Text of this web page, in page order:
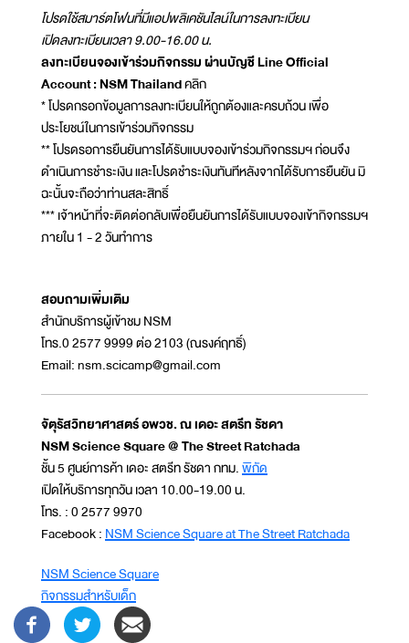
โปรดใช้สมาร์ตโฟนที่มีแอปพลิเคชันไลน์ในการลงทะเบียน
เปิดลงทะเบียนเวลา 9.00-16.00 น.
ลงทะเบียนจองเข้าร่วมกิจกรรม ผ่านบัญชี Line Official
Account : NSM Thailandคลิก
* โปรดกรอกข้อมูลการลงทะเบียนให้ถูกต้องและครบถ้วน เพื่อ
ประโยชน์ในการเข้าร่วมกิจกรรม
** โปรดรอการยืนยันการได้รับแบบจองเข้าร่วมกิจกรรมฯ ก่อนจึง
ดำเนินการชำระเงิน และโปรดชำระเงินทันทีหลังจากได้รับการยืนยัน มิ
ฉะนั้นจะถือว่าท่านสละสิทธิ์
*** เจ้าหน้าที่จะติดต่อกลับเพื่อยืนยันการได้รับแบบจองเข้ากิจกรรมฯ
ภายใน 1 - 2 วันทำการ
สอบถามเพิ่มเติม
สำนักบริการผู้เข้าชม NSM
โทร.0 2577 9999 ต่อ 2103 (ณรงค์ฤทธิ์)
Email: nsm.scicamp@gmail.com
จัตุรัสวิทยาศาสตร์ อพวช. ณ เดอะ สตรีท รัชดา
NSM Science Square @ The Street Ratchada
ชั้น 5 ศูนย์การค้า เดอะ สตรีท รัชดา กทม.พิกัด
เปิดให้บริการทุกวัน เวลา 10.00-19.00 น.
โทร. : 0 2577 9970
Facebook :NSM Science Square at The Street Ratchada
NSM Science Square
กิจกรรมสำหรับเด็ก